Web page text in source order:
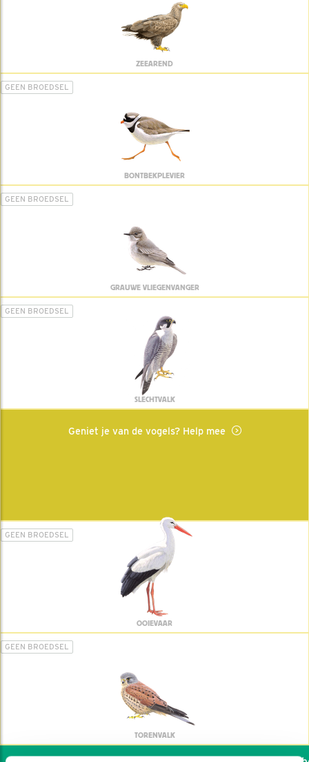
ZEEAREND
GEEN BROEDSEL
BONTBEKPLEVIER
GEEN BROEDSEL
GRAUWE VLIEGENVANGER
GEEN BROEDSEL
SLECHTVALK
Geniet je van de vogels? Help mee
GEEN BROEDSEL
OOIEVAAR
GEEN BROEDSEL
TORENVALK